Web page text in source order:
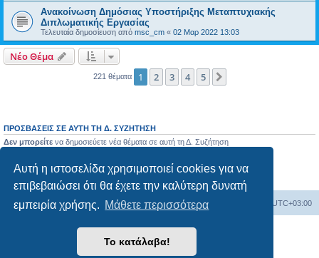
Αυτή η ιστοσελίδα χρησιμοποιεί cookies για να
επιβεβαιώσει ότι θα έχετε την καλύτερη δυνατή
εμπειρία χρήσης. Μάθετε περισσότερα
Το κατάλαβα!
Ανακοίνωση Δημόσιας Υποστήριξης Μεταπτυχιακής
Διπλωματικής Εργασίας
Τελευταία δημοσίευση από msc_cm « 02 Μαρ 2022 13:03
Νέο Θέμα
221 θέματα 1 2 3 4 5
ΠΡΟΣΒΆΣΕΙΣ ΣΕ ΑΥΤΉ ΤΗ Δ. ΣΥΖΉΤΗΣΗ
Δεν μπορείτε να δημοσιεύετε νέα θέματα σε αυτή τη Δ. Συζήτηση
Δεν μπορείτε
να επεξεργάζεστε τις δημοσιεύσεις σας σε αυτή τη Δ. Συζήτηση
Δεν μπορείτενα διαγράφετε τις δημοσιεύσεις σας σε αυτή τη Δ. Συζήτηση
Δεν μπορείτενα επισυνάπτετε αρχεία σε αυτή τη Δ. Συζήτηση
Board Όλοι οι χρόνοι είναι UTC+03:00
Διαγραφή cookies
Δημιουργήθηκε απόphpBB® Forum Software © phpBB Limited
phpbbgr.com